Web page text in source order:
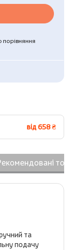
порівняння
від 658 ₴
та
подачу